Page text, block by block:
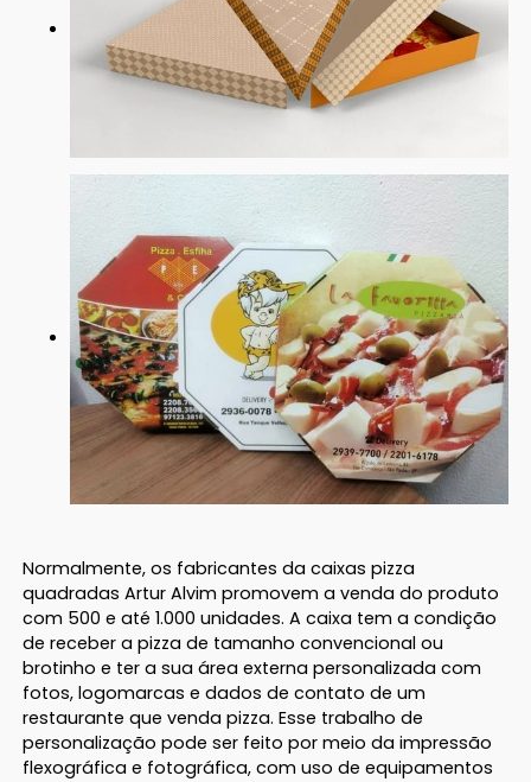
Normalmente, os fabricantes da caixas pizza
quadradas Artur Alvim promovem a venda do produto
com 500 e até 1.000 unidades. A caixa tem a condição
de receber a pizza de tamanho convencional ou
brotinho e ter a sua área externa personalizada com
fotos, logomarcas e dados de contato de um
restaurante que venda pizza. Esse trabalho de
personalização pode ser feito por meio da impressão
flexográfica e fotográfica, com uso de equipamentos